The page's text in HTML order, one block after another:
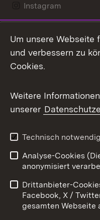
Instagram
Mastodon
Messenger
Social Wall
X / Twitter
Youtube
Benutzungshinweise
Datenschutz
Um unsere Webseite
und verbessern zu
Cookies.
Weitere
unserer
Technisch
Analyse-Cookies
anonymisiert
Drittanbieter-
Facebook, X /
gesamten Webseite